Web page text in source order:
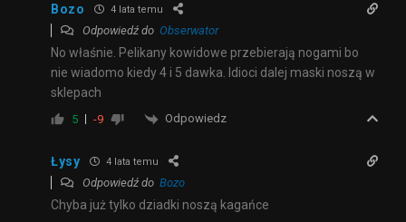
Bozo 4 lata temu
Odpowiedź do Obserwator
No właśnie. Pelikany kowidowe przebierają nogami bo
nie wiadomo kiedy 4 i 5 dawka. Idioci dalej maski noszą w
sklepach
5 -9 Odpowiedz
Łysy 4 lata temu
Odpowiedź do Bozo
Chyba już tylko dziadki noszą kagańce